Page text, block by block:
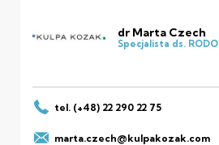
dr Marta Czech
Specjalista ds. RODO
tel. (+48) 22 290 22 75
marta.czech@kulpakozak.com